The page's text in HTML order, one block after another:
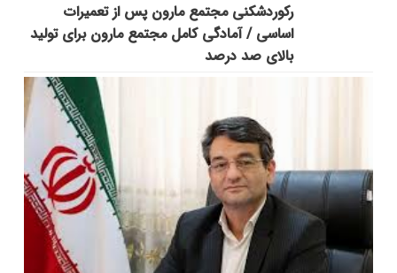
رکوردشکنی مجتمع مارون پس از تعمیرات
اساسی / آمادگی کامل مجتمع مارون برای تولید
بالای صد درصد